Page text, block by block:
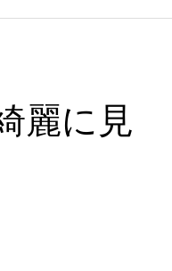
麗に見